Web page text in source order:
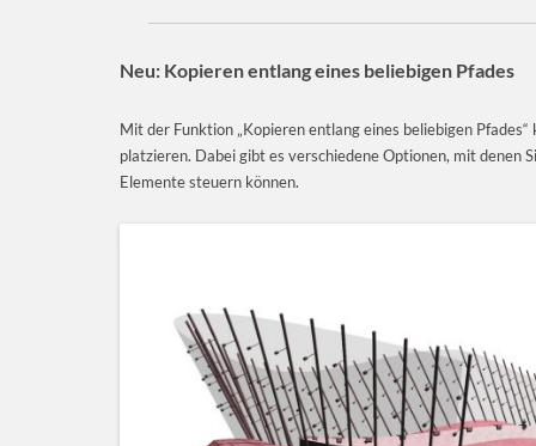
Neu: Kopieren entlang eines beliebigen Pfades
Mit der Funktion „Kopieren entlang eines beliebigen
platzieren. Dabei gibt es verschiedene Optionen, mit denen
Elemente steuern können.